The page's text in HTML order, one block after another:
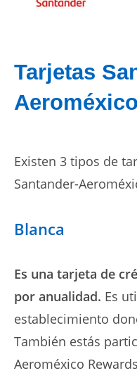
Tarjetas
Aeroméxico
Existen 3 tipos de
Santander-
Blanca
Es una tarjeta de
por anualidad. Es
establecimiento
También estás
Aeroméxico